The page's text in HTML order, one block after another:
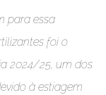
para essa
foi o
2024/25, um dos
à estiagem